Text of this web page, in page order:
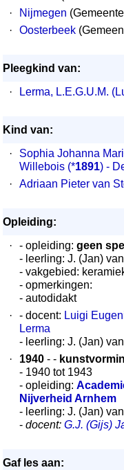
·
Nijmegen
·
Oosterbeek
Pleegkind van:
·
Lerma, L.E.G.U.M.
Kind van:
·
Sophia Johanna
Willebois (*1891) -
·
Adriaan Pieter van
Opleiding:
·
- opleiding: geen
- leerling: J. (Jan)
- vakgebied:
- opmerkingen:
- autodidakt
·
- docent: Luigi
Lerma
- leerling: J. (Jan)
·
1940 - -
- 1940 tot 1943
- opleiding:
Nijverheid Arnhem
- leerling: J. (Jan)
- docent: G.J. (Gijs)
Gaf les aan: